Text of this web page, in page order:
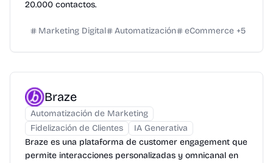
20.000 contactos.
Marketing Digital Automatización eCommerce +5
Braze
Automatización de Marketing
Fidelización de Clientes
IA Generativa
Braze es una plataforma de customer engagement que
permite interacciones personalizadas y omnicanal en